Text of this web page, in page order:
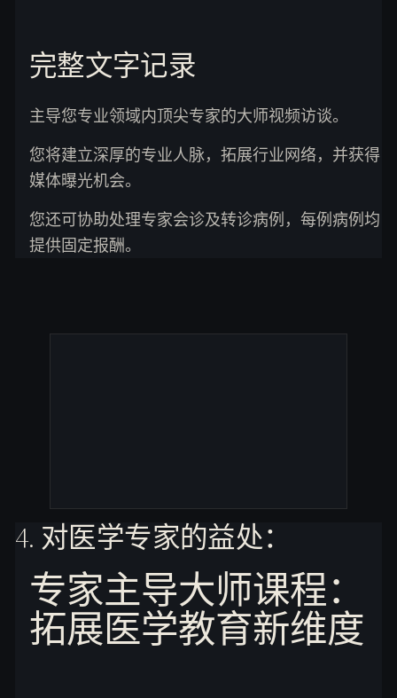
完整文字记录
主导您专业领域内顶尖专家的大师视频访谈。
您将建立深厚的专业人脉，拓展行业网络，并获得
媒体曝光机会。
您还可协助处理专家会诊及转诊病例，每例病例均
提供固定报酬。
4. 对医学专家的益处：
专家主导大师课程：
拓展医学教育新维度